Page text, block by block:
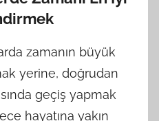
zamanın büyük
yerine, doğrudan
geçiş yapmak
hayatına yakın